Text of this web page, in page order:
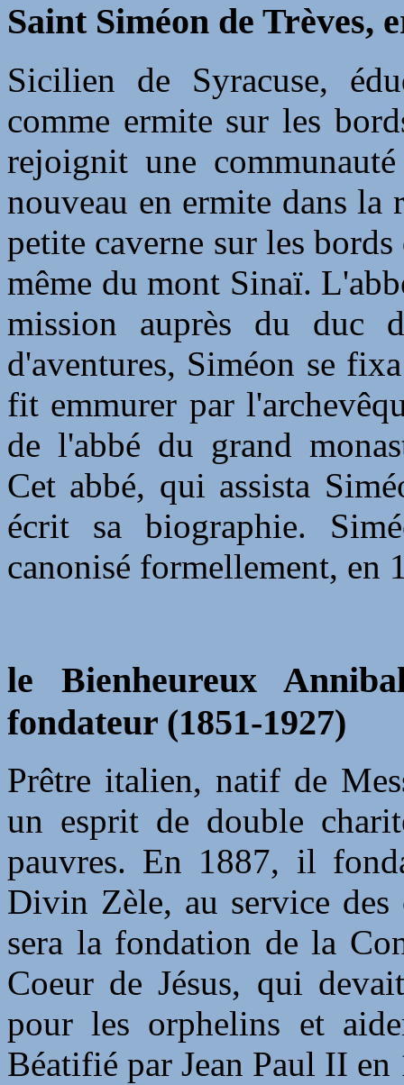
Saint Siméon de Trèves,
Sicilien de Syracuse,
comme ermite sur les
rejoignit une
nouveau en ermite dans la
petite caverne sur les
même du mont Sinaï.
mission auprès du duc
d'aventures, Siméon se
fit emmurer par
de l'abbé du grand
Cet abbé, qui assista
écrit sa biographie.
canonisé formellement, en
le Bienheureux
fondateur (1851-1927)
Prêtre italien, natif de
un esprit de double
pauvres. En 1887, il
Divin Zèle, au service
sera la fondation de la
Coeur de Jésus, qui
pour les orphelins et
Béatifié par Jean Paul II en